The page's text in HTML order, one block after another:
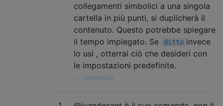
collegamenti simbolici a una singola
cartella in più punti, si duplicherà il
contenuto. Questo potrebbe spiegare
il tempo impiegato. Se
ditto invece
lo usi , otterrai ciò che desideri con
le impostazioni predefinite.
juandesant,